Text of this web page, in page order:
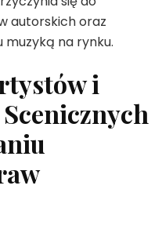
autorskich oraz
na rynku.
i